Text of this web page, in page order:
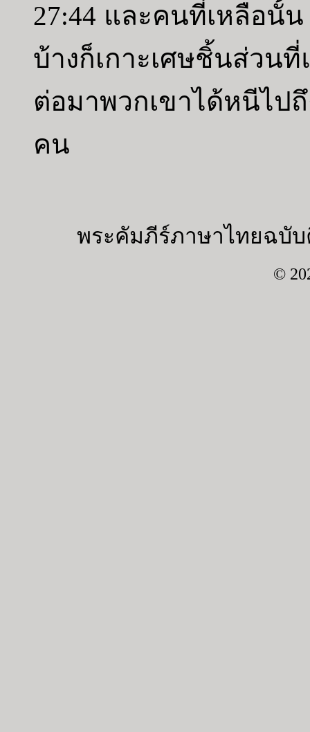
27:44 และคนที่เหลือนั้
บ้างก็เกาะเศษชิ้นส่วน
ต่อมาพวกเขาได้หนีไป
คน
พระคัมภีร์ภาษาไทยฉบับ
©